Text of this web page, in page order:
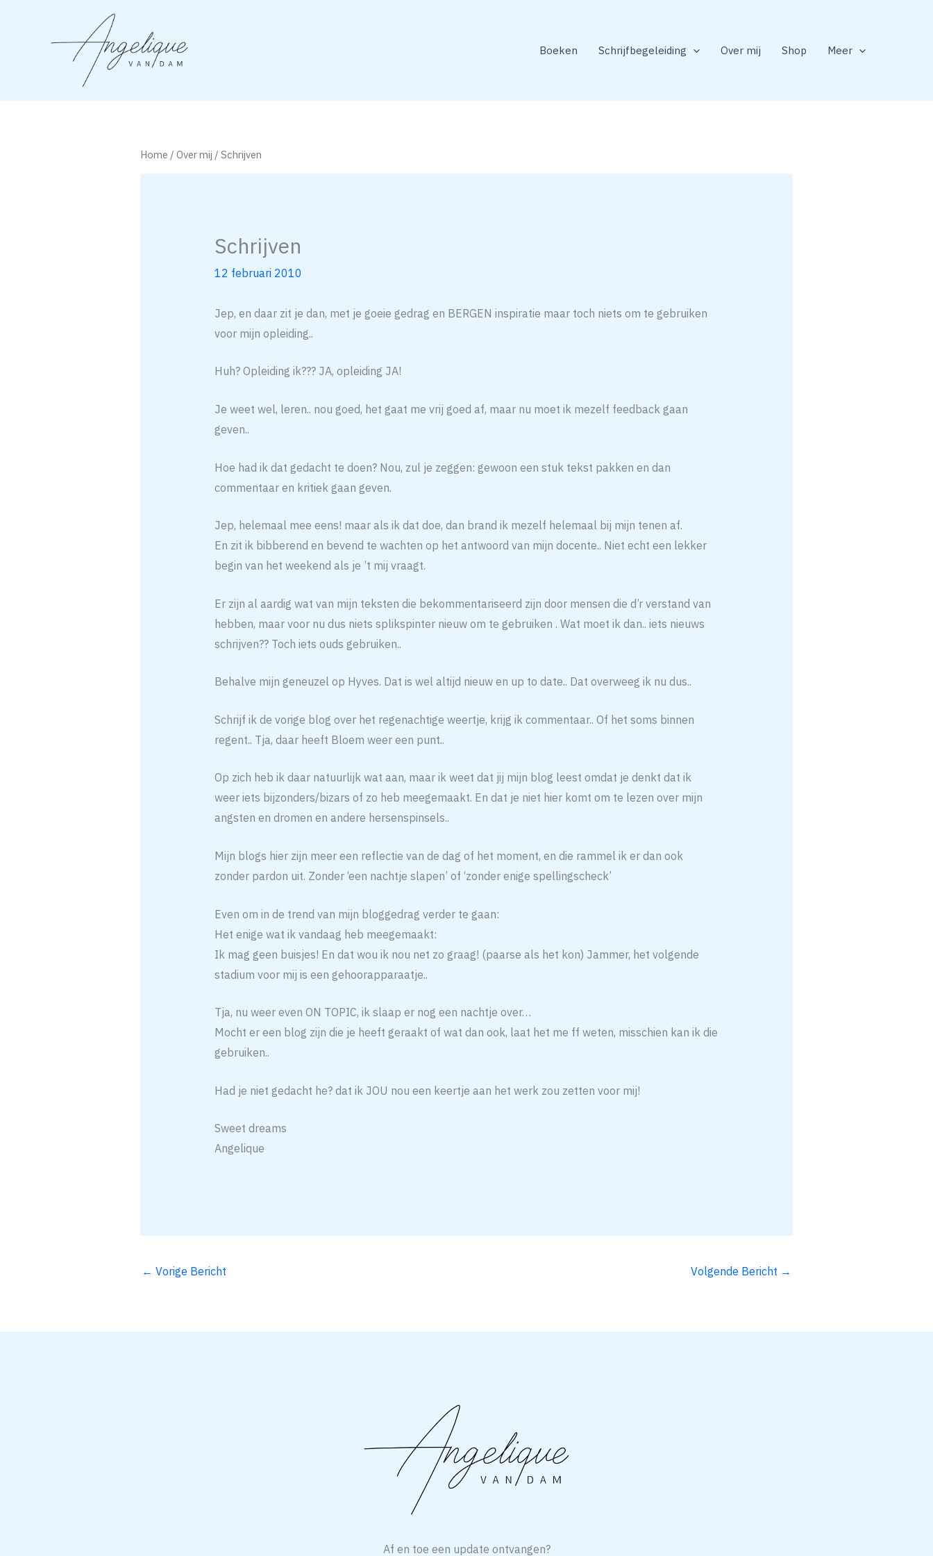
Boeken Schrijfbegeleiding Over mij Shop Meer
Home / Over mij / Schrijven
Schrijven
12 februari 2010
Jep, en daar zit je dan, met je goeie gedrag en BERGEN inspiratie maar toch niets om te gebruiken
voor mijn opleiding..
Huh? Opleiding ik??? JA, opleiding JA!
Je weet wel, leren.. nou goed, het gaat me vrij goed af, maar nu moet ik mezelf feedback gaan
geven..
Hoe had ik dat gedacht te doen? Nou, zul je zeggen: gewoon een stuk tekst pakken en dan
commentaar en kritiek gaan geven.
Jep, helemaal mee eens! maar als ik dat doe, dan brand ik mezelf helemaal bij mijn tenen af.
En zit ik bibberend en bevend te wachten op het antwoord van mijn docente.. Niet echt een lekker
begin van het weekend als je ’t mij vraagt.
Er zijn al aardig wat van mijn teksten die bekommentariseerd zijn door mensen die d’r verstand van
hebben, maar voor nu dus niets splikspinter nieuw om te gebruiken . Wat moet ik dan.. iets nieuws
schrijven?? Toch iets ouds gebruiken..
Behalve mijn geneuzel op Hyves. Dat is wel altijd nieuw en up to date.. Dat overweeg ik nu dus..
Schrijf ik de vorige blog over het regenachtige weertje, krijg ik commentaar.. Of het soms binnen
regent.. Tja, daar heeft Bloem weer een punt..
Op zich heb ik daar natuurlijk wat aan, maar ik weet dat jij mijn blog leest omdat je denkt dat ik
weer iets bijzonders/bizars of zo heb meegemaakt. En dat je niet hier komt om te lezen over mijn
angsten en dromen en andere hersenspinsels..
Mijn blogs hier zijn meer een reflectie van de dag of het moment, en die rammel ik er dan ook
zonder pardon uit. Zonder ‘een nachtje slapen’ of ‘zonder enige spellingscheck’
Even om in de trend van mijn bloggedrag verder te gaan:
Het enige wat ik vandaag heb meegemaakt:
Ik mag geen buisjes! En dat wou ik nou net zo graag! (paarse als het kon) Jammer, het volgende
stadium voor mij is een gehoorapparaatje..
Tja, nu weer even ON TOPIC, ik slaap er nog een nachtje over…
Mocht er een blog zijn die je heeft geraakt of wat dan ook, laat het me ff weten, misschien kan ik die
gebruiken..
Had je niet gedacht he? dat ik JOU nou een keertje aan het werk zou zetten voor mij!
Sweet dreams
Angelique
← Vorige Bericht Volgende Bericht →
Af en toe een update ontvangen?